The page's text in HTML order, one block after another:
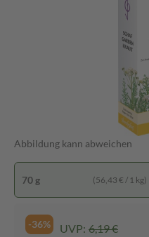
Abbildung kann abweichen
70 g (56,43 € / 1 kg)
-36% UVP: 6,19 €